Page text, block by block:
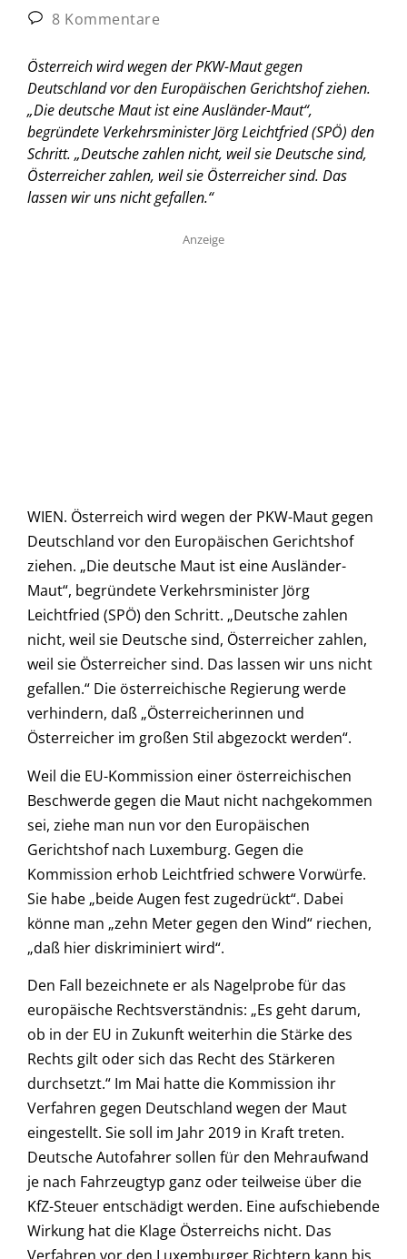
8 Kommentare
Österreich wird wegen der PKW-Maut gegen
Deutschland vor den Europäischen Gerichtshof ziehen.
„Die deutsche Maut ist eine Ausländer-Maut“,
begründete Verkehrsminister Jörg Leichtfried (SPÖ) den
Schritt. „Deutsche zahlen nicht, weil sie Deutsche sind,
Österreicher zahlen, weil sie Österreicher sind. Das
lassen wir uns nicht gefallen.“
Anzeige
WIEN. Österreich wird wegen der PKW-Maut gegen
Deutschland vor den Europäischen Gerichtshof
ziehen. „Die deutsche Maut ist eine Ausländer-
Maut“, begründete Verkehrsminister Jörg
Leichtfried (SPÖ) den Schritt. „Deutsche zahlen
nicht, weil sie Deutsche sind, Österreicher zahlen,
weil sie Österreicher sind. Das lassen wir uns nicht
gefallen.“ Die österreichische Regierung werde
verhindern, daß „Österreicherinnen und
Österreicher im großen Stil abgezockt werden“.
Weil die EU-Kommission einer österreichischen
Beschwerde gegen die Maut nicht nachgekommen
sei, ziehe man nun vor den Europäischen
Gerichtshof nach Luxemburg. Gegen die
Kommission erhob Leichtfried schwere Vorwürfe.
Sie habe „beide Augen fest zugedrückt“. Dabei
könne man „zehn Meter gegen den Wind“ riechen,
„daß hier diskriminiert wird“.
Den Fall bezeichnete er als Nagelprobe für das
europäische Rechtsverständnis: „Es geht darum,
ob in der EU in Zukunft weiterhin die Stärke des
Rechts gilt oder sich das Recht des Stärkeren
durchsetzt.“ Im Mai hatte die Kommission ihr
Verfahren gegen Deutschland wegen der Maut
eingestellt. Sie soll im Jahr 2019 in Kraft treten.
Deutsche Autofahrer sollen für den Mehraufwand
je nach Fahrzeugtyp ganz oder teilweise über die
KfZ-Steuer entschädigt werden. Eine aufschiebende
Wirkung hat die Klage Österreichs nicht. Das